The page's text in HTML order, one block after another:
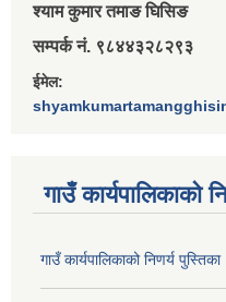
श्‍याम कुमार तमाङ घिसिङ
सम्पर्क नं. ९८४४३२८२९३
ईमेल:
गाउँ कार्यपालिकाकाे
गाउँ कार्यपालिकाको निणर्य